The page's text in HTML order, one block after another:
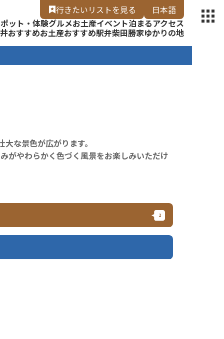
福いろ】
行きたいリストを見る
日本語
English
ット・体験グルメお土産イベント泊まるアクセス
おすすめお土産おすすめ駅弁柴田勝家ゆかりの地
な景色が広がります。
がやわらかく色づく風景をお楽しみいただけ